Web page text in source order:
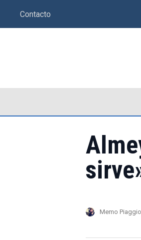
Contacto
Memo Piaggio